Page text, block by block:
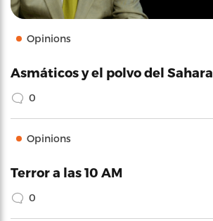
Opinions
Asmáticos y el polvo del Sahara
0
Opinions
Terror a las 10 AM
0